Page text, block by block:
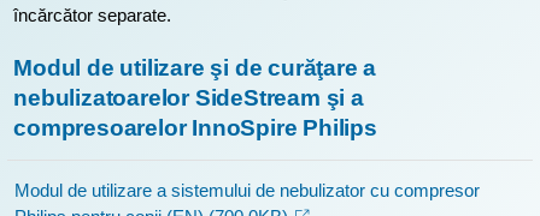
încărcător separate.
Modul de utilizare şi de curăţare a
nebulizatoarelor SideStream şi a
compresoarelor InnoSpire Philips
Modul de utilizare a sistemului de nebulizator cu compresor